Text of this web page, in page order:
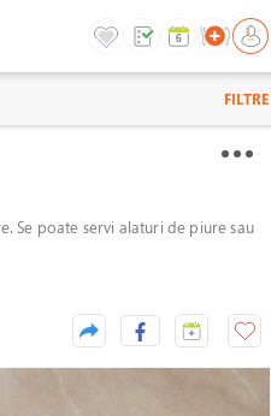
FILTRE
Se poate servi alaturi de piure sau